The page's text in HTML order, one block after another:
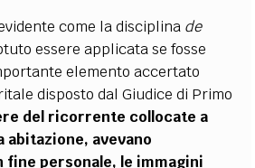
come la disciplina de
essere applicata se fosse
elemento accertato
disposto dal Giudice di Primo
del ricorrente collocate a
avevano
fine personale, le immagini